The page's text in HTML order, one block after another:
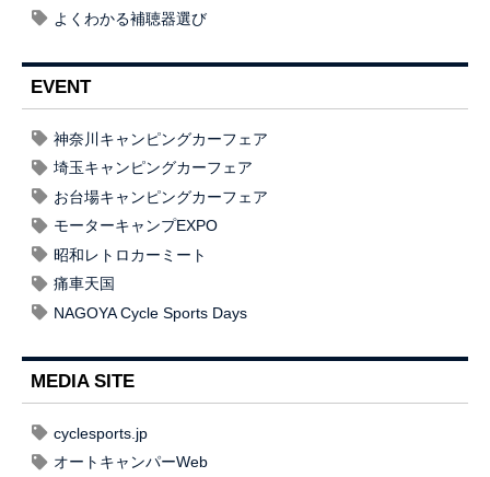
よくわかる補聴器選び
EVENT
神奈川キャンピングカーフェア
埼玉キャンピングカーフェア
お台場キャンピングカーフェア
モーターキャンプEXPO
昭和レトロカーミート
痛車天国
NAGOYA Cycle Sports Days
MEDIA SITE
cyclesports.jp
オートキャンパーWeb